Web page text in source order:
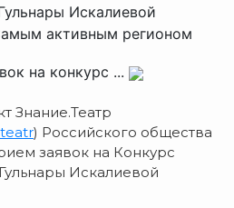
Искалиевой
активным регионом
на конкурс ...
Знание.Театр
) Российского общества
заявок на Конкурс
Искалиевой